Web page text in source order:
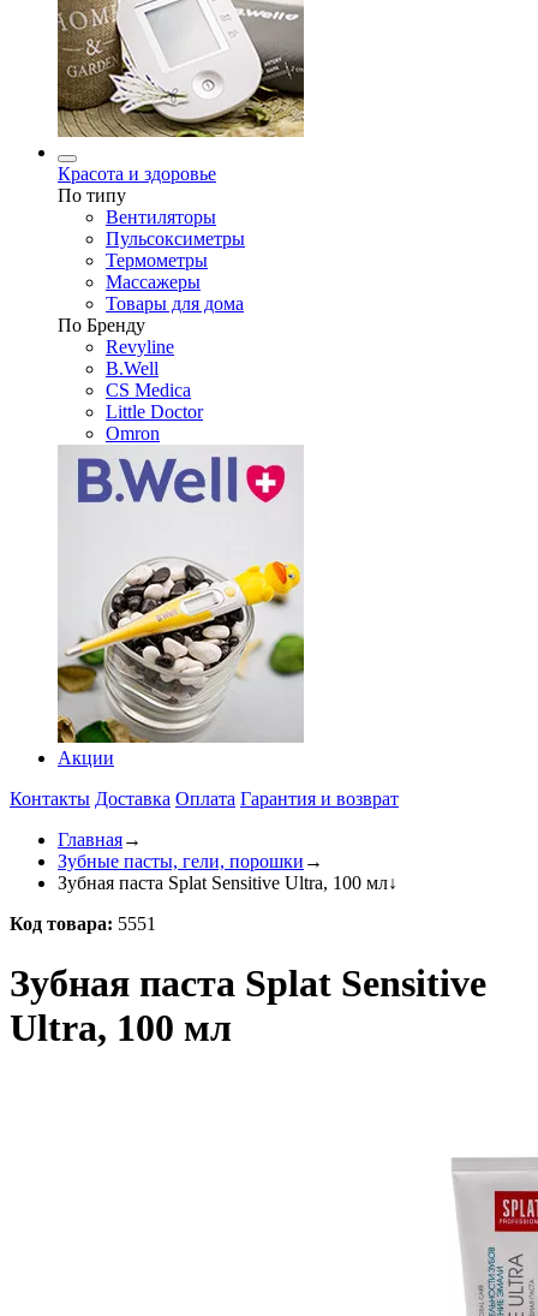
Красота и здоровье
По типу
Вентиляторы
Пульсоксиметры
Термометры
Массажеры
Товары для дома
По Бренду
Revyline
B.Well
CS Medica
Little Doctor
Omron
Акции
Контакты Доставка Оплата Гарантия и возврат
Главная→
Зубные пасты, гели, порошки →
Зубная паста Splat Sensitive Ultra, 100 мл↓
Код товара: 5551
Зубная паста Splat Sensitive
Ultra, 100 мл